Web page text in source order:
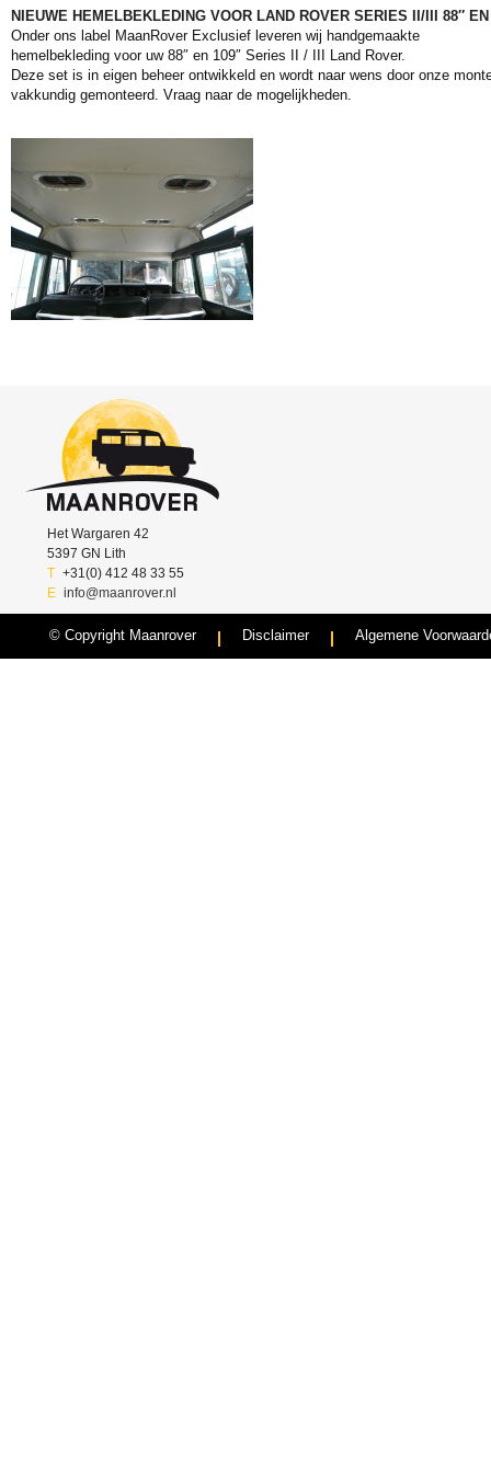
NIEUWE HEMELBEKLEDING VOOR LAND ROVER SERIES II/III 88″ EN
Onder ons label MaanRover Exclusief leveren wij handgemaakte
hemelbekleding voor uw 88″ en 109″ Series II / III Land Rover.
Deze set is in eigen beheer ontwikkeld en wordt naar wens door onze
vakkundig gemonteerd. Vraag naar de mogelijkheden.
Het Wargaren 42
5397 GN Lith
T +31(0) 412 48 33 55
E info@maanrover.nl
© Copyright Maanrover Disclaimer Algemene